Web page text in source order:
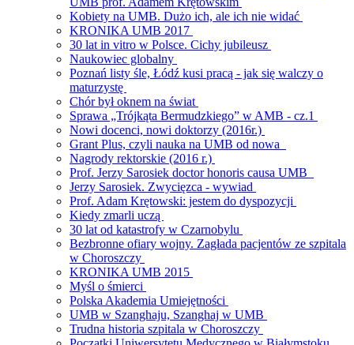
Kobiety na UMB. Dużo ich, ale ich nie widać
KRONIKA UMB 2017
30 lat in vitro w Polsce. Cichy jubileusz
Naukowiec globalny
Poznań listy śle, Łódź kusi pracą - jak się walczy o
maturzystę
Chór był oknem na świat
Sprawa „Trójkąta Bermudzkiego” w AMB - cz.1
Nowi docenci, nowi doktorzy (2016r.)
Grant Plus, czyli nauka na UMB od nowa
Nagrody rektorskie (2016 r.)
Prof. Jerzy Sarosiek doctor honoris causa UMB
Jerzy Sarosiek. Zwycięzca - wywiad
Prof. Adam Krętowski: jestem do dyspozycji
Kiedy zmarli uczą
30 lat od katastrofy w Czarnobylu
Bezbronne ofiary wojny. Zagłada pacjentów ze szpitala
w Choroszczy
KRONIKA UMB 2015
Myśl o śmierci
Polska Akademia Umiejętności
UMB w Szanghaju, Szanghaj w UMB
Trudna historia szpitala w Choroszczy